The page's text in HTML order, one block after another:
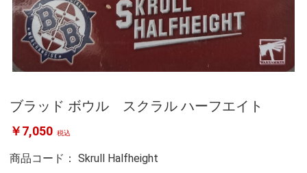
ブラッド ボウル スクラル ハーフエイト
￥7,050 税込
商品コード： Skrull Halfheight